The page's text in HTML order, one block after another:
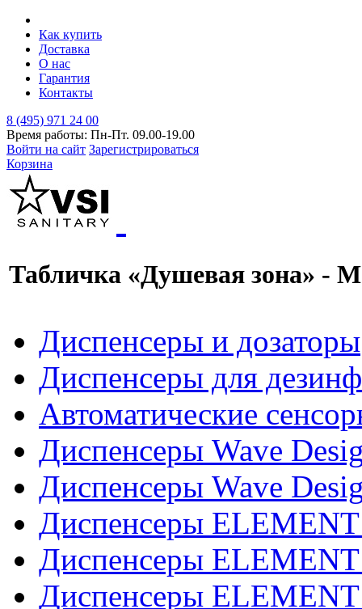
Как купить
Доставка
О нас
Гарантия
Контакты
8 (495) 971 24 00
Время работы: Пн-Пт. 09.00-19.00
Войти на сайт Зарегистрироваться
Корзина
Табличка «Душевая зона» -
Диспенсеры и дозаторы
Диспенсеры для
Автоматические
Диспенсеры Wave
Диспенсеры Wave
Диспенсеры
Диспенсеры
Диспенсеры